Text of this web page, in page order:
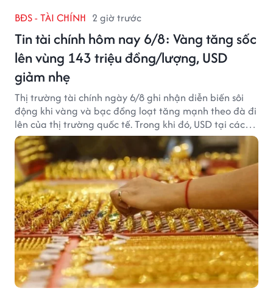
BĐS - TÀI CHÍNH 2 giờ trước
Tin tài chính hôm nay 6/8: Vàng tăng sốc
lên vùng 143 triệu đồng/lượng, USD
giảm nhẹ
Thị trường tài chính ngày 6/8 ghi nhận diễn biến sôi
động khi vàng và bạc đồng loạt tăng mạnh theo đà đi
lên của thị trường quốc tế. Trong khi đó, USD tại các
ngân hàng tiếp tục hạ nhiệt dù tỷ giá trung tâm lập
đỉnh mới.